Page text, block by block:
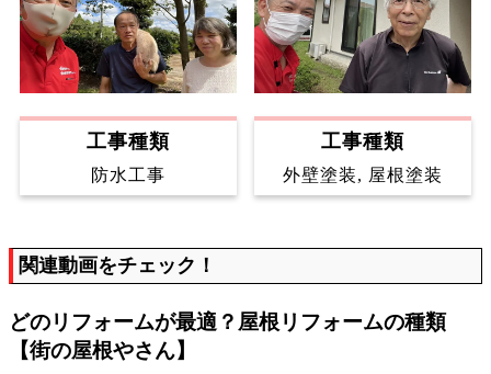
工事種類
防水工事
工事種類
外壁塗装, 屋根塗装
関連動画をチェック！
どのリフォームが最適？屋根リフォームの種類
【街の屋根やさん】